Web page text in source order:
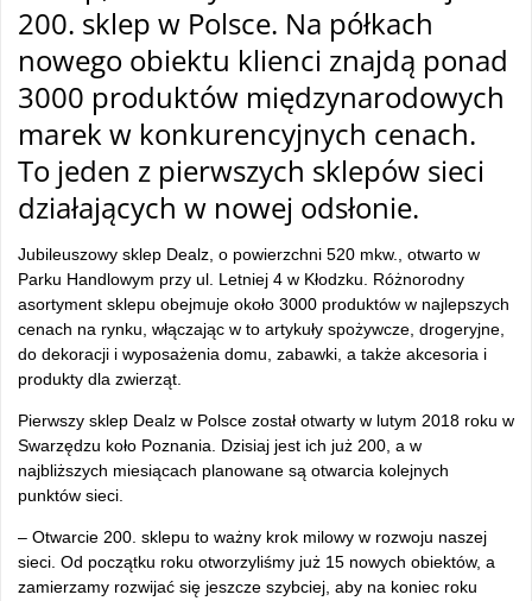
200. sklep w Polsce. Na półkach
nowego obiektu klienci znajdą ponad
3000 produktów międzynarodowych
marek w konkurencyjnych cenach.
To jeden z pierwszych sklepów sieci
działających w nowej odsłonie.
Jubileuszowy sklep Dealz, o powierzchni 520 mkw., otwarto w
Parku Handlowym przy ul. Letniej 4 w Kłodzku. Różnorodny
asortyment sklepu obejmuje około 3000 produktów w najlepszych
cenach na rynku, włączając w to artykuły spożywcze, drogeryjne,
do dekoracji i wyposażenia domu, zabawki, a także akcesoria i
produkty dla zwierząt.
Pierwszy sklep Dealz w Polsce został otwarty w lutym 2018 roku w
Swarzędzu koło Poznania. Dzisiaj jest ich już 200, a w
najbliższych miesiącach planowane są otwarcia kolejnych
punktów sieci.
– Otwarcie 200. sklepu to ważny krok milowy w rozwoju naszej
sieci. Od początku roku otworzyliśmy już 15 nowych obiektów, a
zamierzamy rozwijać się jeszcze szybciej, aby na koniec roku